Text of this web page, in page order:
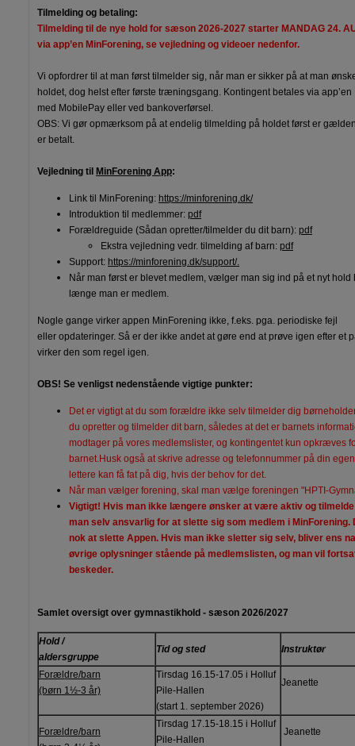
Tilmelding og betaling:
Tilmelding til de nye hold for sæson 2026-2027 starter MANDAG 24.
via app’en MinForening, se vejledning og videoer nedenfor.
Vi opfordrer til at man først tilmelder sig, når man er sikker på at man
holdet, dog helst efter første træningsgang. Kontingent betales via
med MobilePay eller ved bankoverførsel.
OBS: Vi gør opmærksom på at endelig tilmelding på holdet først er
er betalt.
Vejledning til MinForening App:
Link til MinForening: https://minforening.dk/
Introduktion til medlemmer: pdf
Forældreguide (Sådan opretter/tilmelder du dit barn): pdf
Ekstra vejledning vedr. tilmelding af barn: pdf
Support: https://minforening.dk/support/.
Når man først er blevet medlem, vælger man sig ind på et nyt hold
længe man er medlem.
Nogle gange virker appen MinForening ikke, f.eks. pga. periodiske fejl
eller opdateringer. Så er der ikke andet at gøre end at prøve igen efter et
virker den som regel igen.
OBS! Se venligst nedenstående vigtige punkter:
Det er vigtigt at du som forældre ikke selv tilmelder dig
du opretter og tilmelder dit barn, således at det er barnets
modtager på vores medlemslister, og kontingentet kun opkræves
barnet.Husk også at skrive adresse og telefonnummer på din
lettere kan få fat på dig, hvis der behov for det.
Når man vælger forening, skal man vælge foreningen "HPTI-
Vigtigt! Hvis man ikke længere ønsker at være aktiv og tilmelde
man selv ansvarlig for at slette sig som medlem i MinForening.
nok at slette Appen. Hvis man ikke sletter sig selv, bliver ens
øvrige oplysninger stående på medlemslisten, og man vil
beskeder.
Samlet oversigt over gymnastikhold - sæson 2026/2027
Hold /
aldersgruppe
Tid og sted Instruktør
Forældre/barn
(børn 1½-3 år)
Tirsdag 16.15-17.05 i Holluf
Pile-Hallen
(start 1. september 2026)
Jeanette
Forældre/barn
Tirsdag 17.15-18.15 i Holluf
Pile-Hallen
Jeanette